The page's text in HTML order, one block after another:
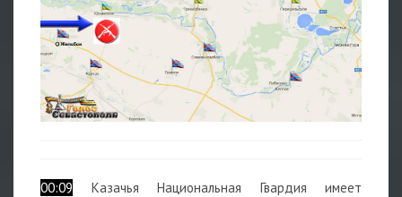
00:09 Казачья Национальная Гвардия имеет